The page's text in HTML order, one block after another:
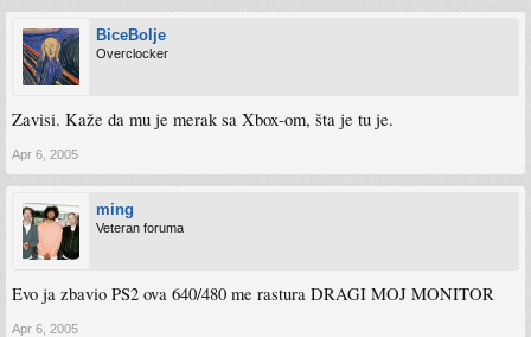
BiceBolje
Overclocker
Zavisi. Kaže da mu je merak sa Xbox-om, šta je tu je.
Apr 6, 2005
ming
Veteran foruma
Evo ja zbavio PS2 ova 640/480 me rastura DRAGI MOJ MONITOR
Apr 6, 2005